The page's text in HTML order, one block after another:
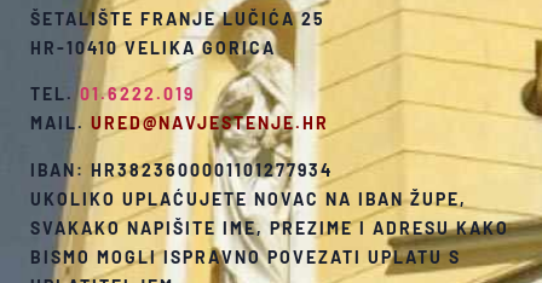
ŠETALIŠTE FRANJE LUČIĆA 25
HR-10410 VELIKA GORICA
TEL.01.6222.019
MAIL. URED@NAVJESTENJE.HR
IBAN: HR3823600001101277934
UKOLIKO UPLAĆUJETE NOVAC NA IBAN ŽUPE,
SVAKAKO NAPIŠITE IME, PREZIME I ADRESU KAKO
BISMO MOGLI ISPRAVNO POVEZATI UPLATU S